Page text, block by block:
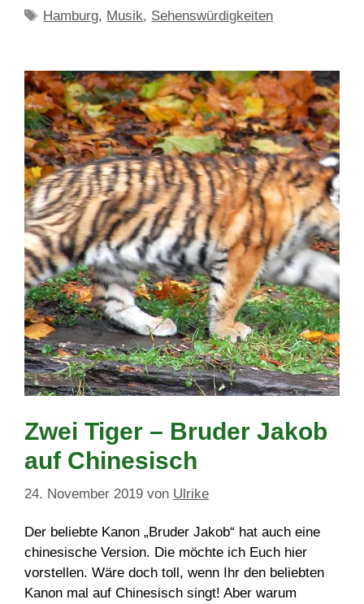
Schlagwörter
Hamburg, Musik, Sehenswürdigkeiten
Zwei Tiger – Bruder Jakob
auf Chinesisch
24. November 2019 von Ulrike
Der beliebte Kanon „Bruder Jakob“ hat auch eine
chinesische Version. Die möchte ich Euch hier
vorstellen. Wäre doch toll, wenn Ihr den beliebten
Kanon mal auf Chinesisch singt! Aber warum